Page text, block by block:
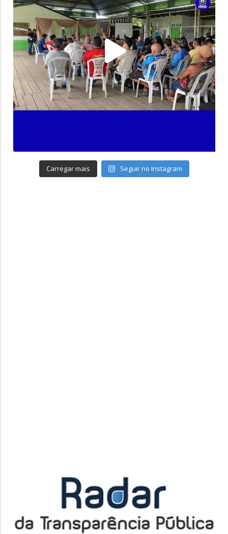
Carregar mais Seguir no Instagram